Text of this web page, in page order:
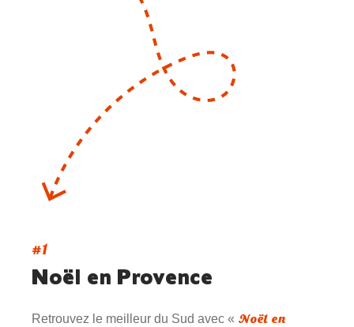
#1
Noël en Provence
Retrouvez le meilleur du Sud avec « Noël en